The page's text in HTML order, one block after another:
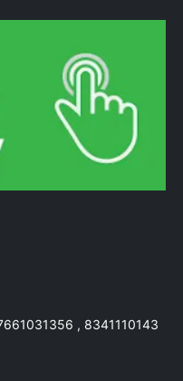
, 8341110143